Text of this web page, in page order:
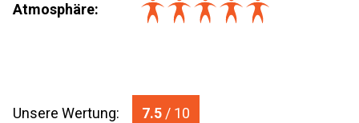
Atmosphäre:
Unsere Wertung: 7.5 / 10